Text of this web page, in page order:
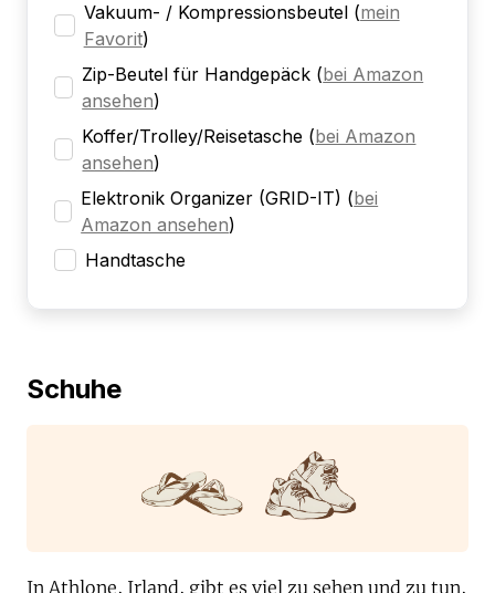
Vakuum- / Kompressionsbeutel (mein
Favorit)
Zip-Beutel für Handgepäck (bei Amazon
ansehen)
Koffer/Trolley/Reisetasche (bei Amazon
ansehen)
Elektronik Organizer (GRID-IT) (bei
Amazon ansehen)
Handtasche
Schuhe
In Athlone, Irland, gibt es viel zu sehen und zu tun,